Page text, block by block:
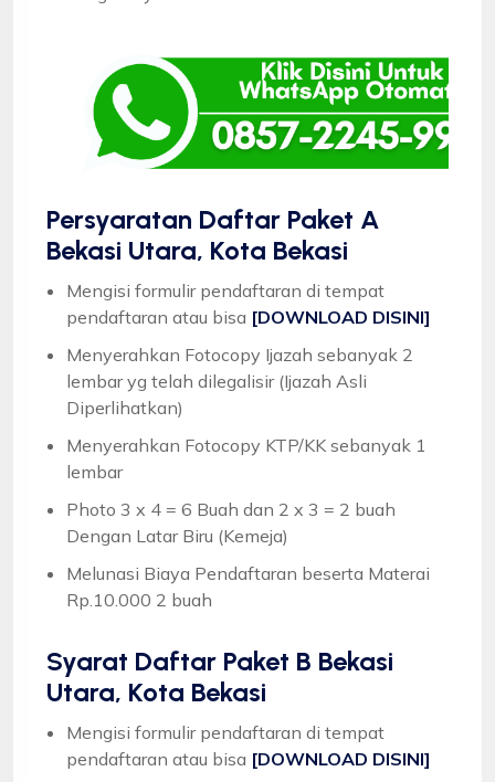
Persyaratan Daftar Paket A
Bekasi Utara, Kota Bekasi
Mengisi formulir pendaftaran di tempat
pendaftaran atau bisa [DOWNLOAD DISINI]
Menyerahkan Fotocopy Ijazah sebanyak 2
lembar yg telah dilegalisir (Ijazah Asli
Diperlihatkan)
Menyerahkan Fotocopy KTP/KK sebanyak 1
lembar
Photo 3 x 4 = 6 Buah dan 2 x 3 = 2 buah
Dengan Latar Biru (Kemeja)
Melunasi Biaya Pendaftaran beserta Materai
Rp.10.000 2 buah
Syarat Daftar Paket B Bekasi
Utara, Kota Bekasi
Mengisi formulir pendaftaran di tempat
pendaftaran atau bisa [DOWNLOAD DISINI]